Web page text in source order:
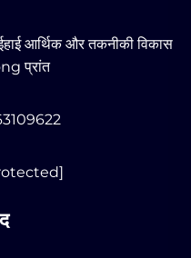
आर्थिक और तकनीकी विकास
प्रांत